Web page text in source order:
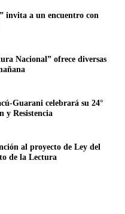
invita a un encuentro con
Nacional” ofrece diversas
Guarani celebrará su 24°
y Resistencia
al proyecto de Ley del
de la Lectura